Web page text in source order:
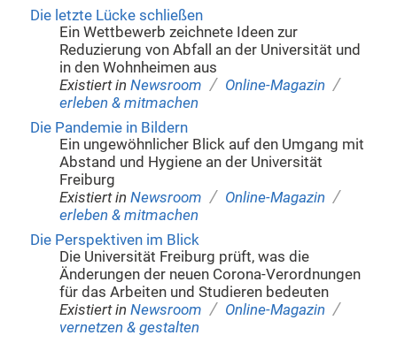
Die letzte Lücke schließen
Ein Wettbewerb zeichnete Ideen zur
Reduzierung von Abfall an der Universität und
in den Wohnheimen aus
Existiert in Newsroom / Online-Magazin /
erleben & mitmachen
Die Pandemie in Bildern
Ein ungewöhnlicher Blick auf den Umgang mit
Abstand und Hygiene an der Universität
Freiburg
Existiert in Newsroom / Online-Magazin /
erleben & mitmachen
Die Perspektiven im Blick
Die Universität Freiburg prüft, was die
Änderungen der neuen Corona-Verordnungen
für das Arbeiten und Studieren bedeuten
Existiert in Newsroom / Online-Magazin /
vernetzen & gestalten